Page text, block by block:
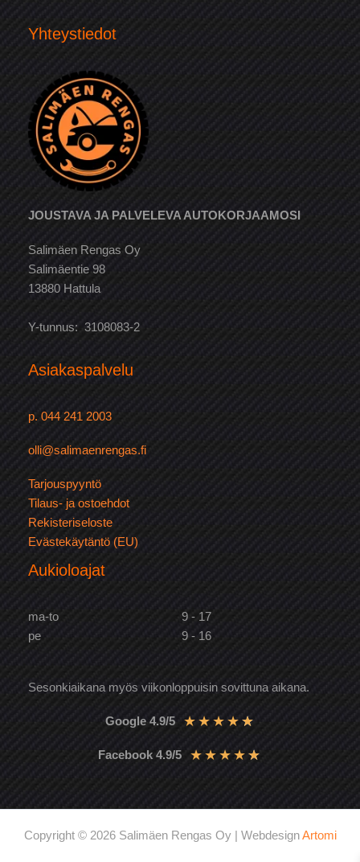
Yhteystiedot
JOUSTAVA JA PALVELEVA AUTOKORJAAMOSI
Salimäen Rengas Oy
Salimäentie 98
13880 Hattula
Y-tunnus: 3108083-2
Asiakaspalvelu
p. 044 241 2003
olli@salimaenrengas.fi
Tarjouspyyntö
Tilaus- ja ostoehdot
Rekisteriseloste
Evästekäytäntö (EU)
Aukioloajat
ma-to
9 - 17
pe
9 - 16
Sesonkiaikana myös viikonloppuisin sovittuna aikana.
Google 4.9/5 ★ ★ ★ ★ ★
Facebook 4.9/5 ★ ★★ ★ ★
Copyright © 2026 Salimäen Rengas Oy | WebdesignArtomi